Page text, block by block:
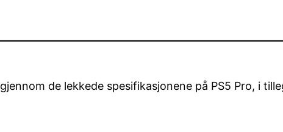
de lekkede spesifikasjonene på PS5 Pro, i